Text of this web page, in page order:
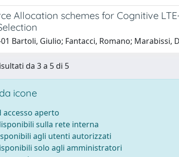
Allocation schemes for Cognitive
Bartoli, Giulio; Fantacci, Romano; Marabissi,
da 3 a 5 di 5
icone
accesso aperto
sulla rete interna
agli utenti autorizzati
solo agli amministratori